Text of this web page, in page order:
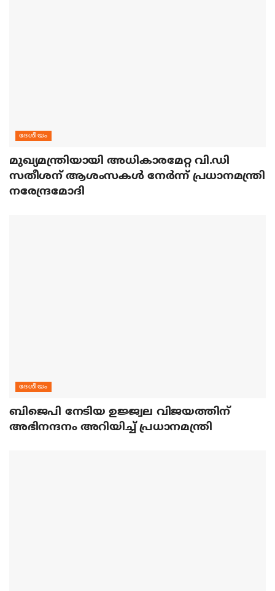
ദേശീയം
മുഖ്യമന്ത്രിയായി അധികാരമേറ്റ വി.ഡി
സതീശന് ആശംസകള്‍ നേര്‍ന്ന് പ്രധാനമന്ത്രി
നരേന്ദ്രമോദി
ദേശീയം
ബിജെപി നേടിയ ഉജ്ജ്വല വിജയത്തിന്
അഭിനന്ദനം അറിയിച്ച് പ്രധാനമന്ത്രി